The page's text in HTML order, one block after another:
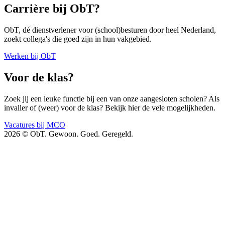
Carrière bij ObT?
ObT, dé dienstverlener voor (school)besturen door heel Nederland,
zoekt collega's die goed zijn in hun vakgebied.
Werken bij ObT
Voor de klas?
Zoek jij een leuke functie bij een van onze aangesloten scholen? Als
invaller of (weer) voor de klas? Bekijk hier de vele mogelijkheden.
Vacatures bij MCO
2026 © ObT. Gewoon. Goed. Geregeld.